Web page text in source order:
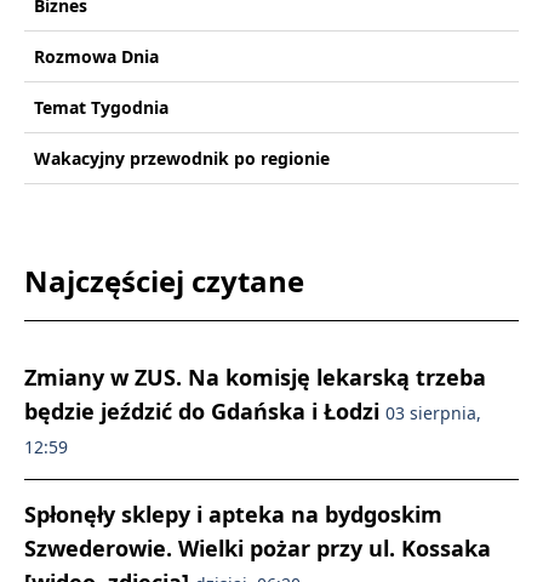
Biznes
Rozmowa Dnia
Temat Tygodnia
Wakacyjny przewodnik po regionie
Najczęściej czytane
Zmiany w ZUS. Na komisję lekarską trzeba
będzie jeździć do Gdańska i Łodzi 03 sierpnia,
12:59
Spłonęły sklepy i apteka na bydgoskim
Szwederowie. Wielki pożar przy ul. Kossaka